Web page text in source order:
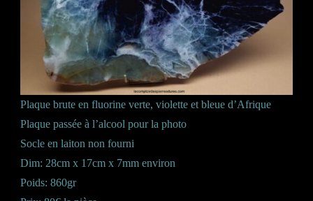
Plaque brute en fluorine verte, violette et bleue d’Afrique
Plaque passée à l’alcool pour la photo
Socle en laiton non fourni
Dim: 28cm x 17cm x 7mm environ
Poids: 860gr